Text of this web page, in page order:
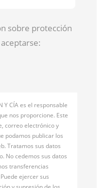
sobre protección
Y CÍA es el responsable
nos proporcione. Este
correo electrónico y
podamos publicar los
Tratamos sus datos
No cedemos sus datos
transferencias
ejercer sus